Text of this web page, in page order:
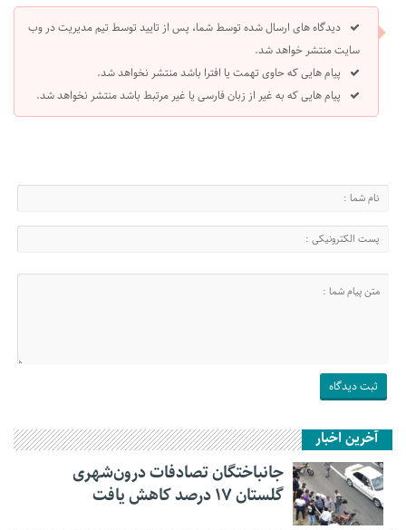
دیدگاه های ارسال شده توسط شما، پس از تایید توسط تیم مدیریت در وب
سایت منتشر خواهد شد.
پیام هایی که حاوی تهمت یا افترا باشد منتشر نخواهد شد.
پیام هایی که به غیر از زبان فارسی یا غیر مرتبط باشد منتشر نخواهد شد.
آخرین اخبار
جانباختگان تصادفات درون‌شهری
گلستان ۱۷ درصد کاهش یافت